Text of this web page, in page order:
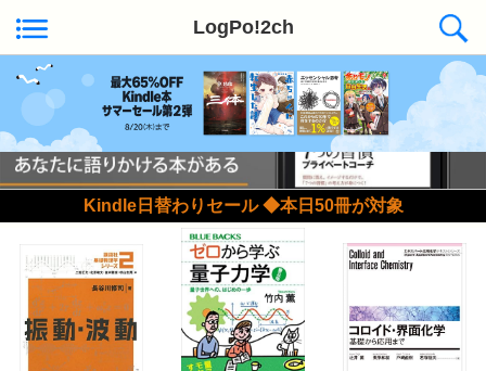
LogPo!2ch
Kindle日替わりセール ◆本日50冊が対象